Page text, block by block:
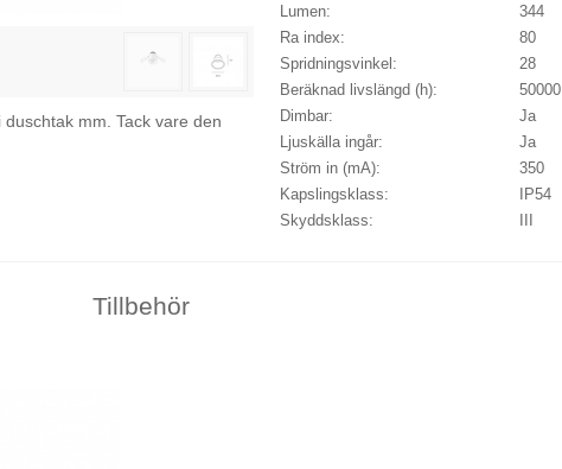
mm. Tack vare den
Lumen:
344
Ra index:
80
Spridningsvinkel:
28
Beräknad livslängd (h):
50000
Dimbar:
Ja
Ljuskälla ingår:
Ja
Ström in (mA):
350
Kapslingsklass:
IP54
Skyddsklass:
III
Tillbehör